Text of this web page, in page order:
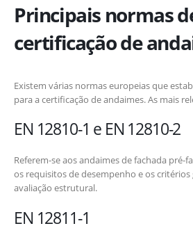
Principais normas
certificação de
Existem várias normas europeias que
para a certificação de andaimes. As mais
EN 12810-1 e EN 12810-2
Referem-se aos andaimes de fachada pré-
os requisitos de desempenho e os
avaliação estrutural.
EN 12811-1